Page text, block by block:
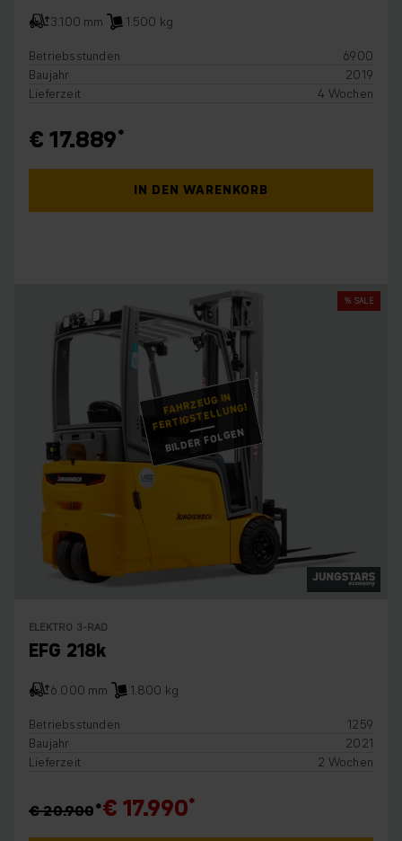
3.100 mm
1.500 kg
Betriebsstunden
6900
Baujahr
2019
Lieferzeit
4 Wochen
€ 17.889
IN DEN WARENKORB
FAHRZEUG IN
FERTIGSTELLUNG!
BILDER FOLGEN
% SALE
ELEKTRO 3-RAD
EFG 218k
6.000 mm
1.800 kg
Betriebsstunden
1259
Baujahr
2021
Lieferzeit
2 Wochen
€ 20.900 € 17.990